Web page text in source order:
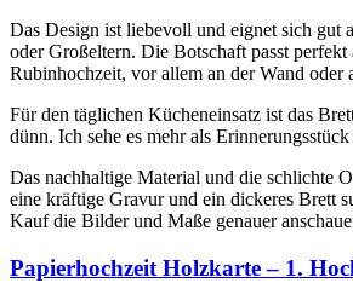
Das Design ist liebevoll und eignet sich gut
oder Großeltern. Die Botschaft passt
Rubinhochzeit, vor allem an der Wand oder
Für den täglichen Kücheneinsatz ist das
dünn. Ich sehe es mehr als
Das nachhaltige Material und die schlichte
eine kräftige Gravur und ein dickeres Brett
Kauf die Bilder und Maße genauer
Papierhochzeit Holzkarte – 1.